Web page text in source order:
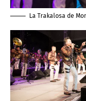
La Trakalosa de